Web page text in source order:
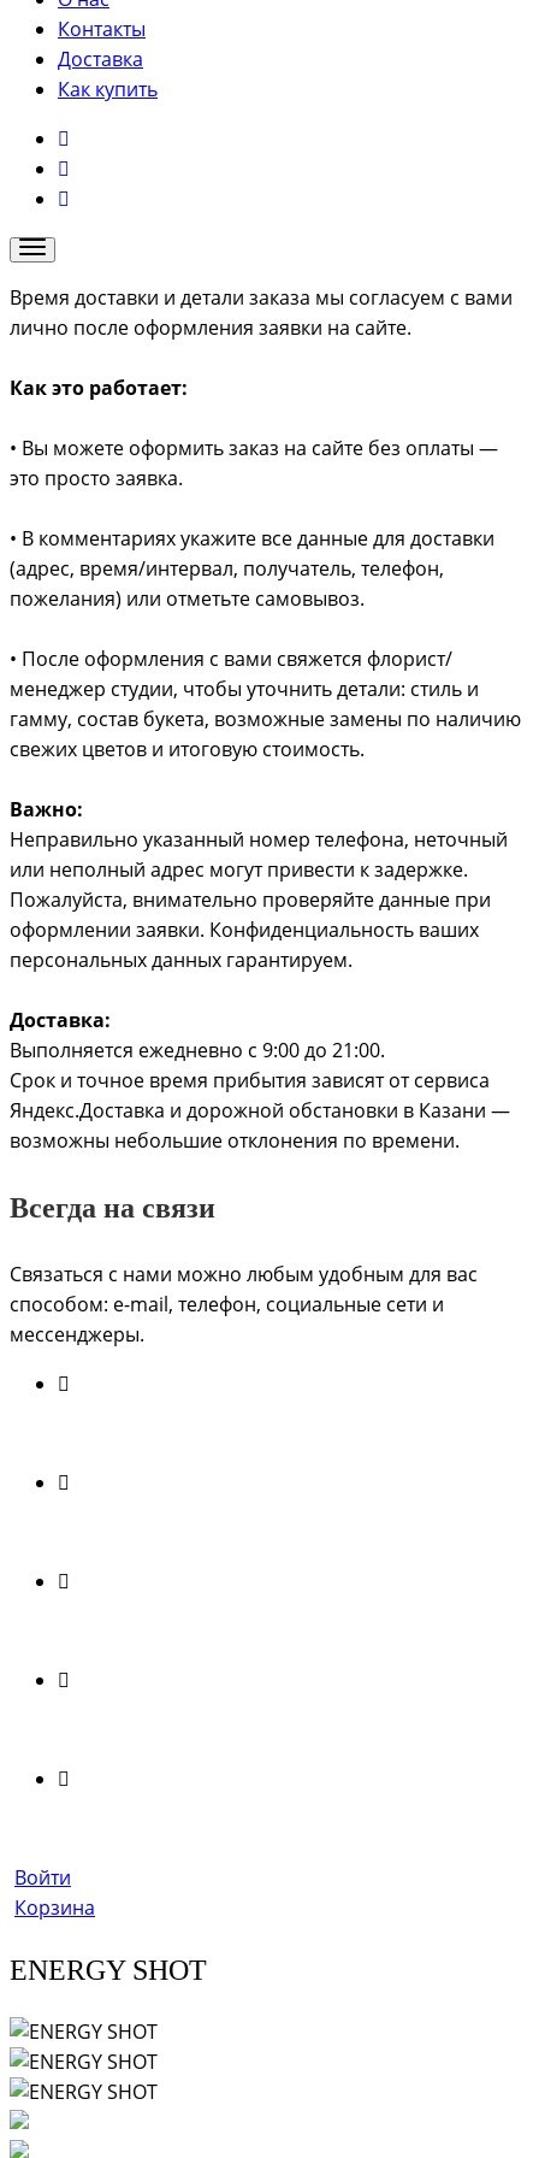
Контакты
Доставка
Как купить
Время доставки и детали заказа мы согласуем с вами
лично после оформления заявки на сайте.
Как это работает:
• Вы можете оформить заказ на сайте без оплаты —
это просто заявка.
• В комментариях укажите все данные для доставки
(адрес, время/интервал, получатель, телефон,
пожелания) или отметьте самовывоз.
• После оформления с вами свяжется флорист/
менеджер студии, чтобы уточнить детали: стиль и
гамму, состав букета, возможные замены по наличию
свежих цветов и итоговую стоимость.
Важно:
Неправильно указанный номер телефона, неточный
или неполный адрес могут привести к задержке.
Пожалуйста, внимательно проверяйте данные при
оформлении заявки. Конфиденциальность ваших
персональных данных гарантируем.
Доставка:
Выполняется ежедневно с 9:00 до 21:00.
Срок и точное время прибытия зависят от сервиса
Яндекс.Доставка и дорожной обстановки в Казани —
возможны небольшие отклонения по времени.
Всегда на связи
Связаться с нами можно любым удобным для вас
способом: e-mail, телефон, социальные сети и
мессенджеры.
Войти
Корзина
ENERGY SHOT